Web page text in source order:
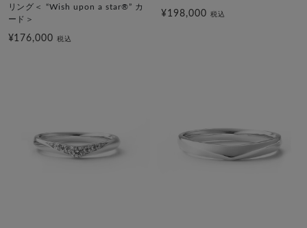
リング＜ “Wish upon a star®” カ
ード＞
¥176,000税込
¥198,000 税込